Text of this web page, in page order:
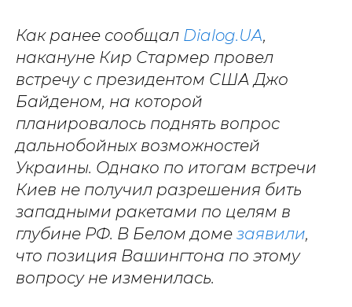
Как ранее сообщал Dialog.UA,
накануне Кир Стармер провел
встречу с президентом США Джо
Байденом, на которой
планировалось поднять вопрос
дальнобойных возможностей
Украины. Однако по итогам встречи
Киев не получил разрешения бить
западными ракетами по целям в
глубине РФ. В Белом доме заявили,
что позиция Вашингтона по этому
вопросу не изменилась.